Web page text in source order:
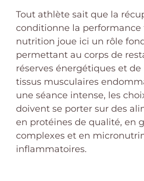
Tout athlète sait que la
conditionne la performance
nutrition joue ici un rôle
permettant au corps de
réserves énergétiques et de
tissus musculaires
une séance intense, les
doivent se porter sur des
en protéines de qualité, en
complexes et en
inflammatoires.